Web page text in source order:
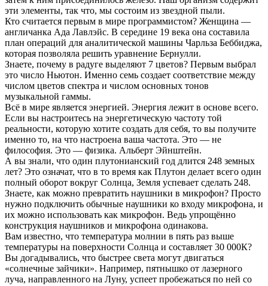
эти элементы, так что, мы состоим из звездной пыли.
Кто считается первым в мире программистом? Женщина —
англичанка Ада Лавлэйс. В середине 19 века она составила
план операций для аналитической машины Чарльза Беббиджа,
которая позволяла решить уравнение Бернулли.
Знаете, почему в радуге выделяют 7 цветов? Первым выбрал
это число Ньютон. Именно семь создает соответствие между
числом цветов спектра и числом основных тонов
музыкальной гаммы.
Всё в мире является энергией. Энергия лежит в основе всего.
Если вы настроитесь на энергетическую частоту той
реальности, которую хотите создать для себя, то вы получите
именно то, на что настроена ваша частота. Это — не
философия. Это — физика. Альберт Эйнштейн.
А вы знали, что один плутонианский год длится 248 земных
лет? Это означат, что в то время как Плутон делает всего один
полный оборот вокруг Солнца, Земля успевает сделать 248.
Знаете, как можно превратить наушники в микрофон? Просто
нужно подключить обычные наушники ко входу микрофона, и
их можно использовать как микрофон. Ведь упрощённо
конструкция наушников и микрофона одинакова.
Вам известно, что температура молнии в пять раз выше
температуры на поверхности Солнца и составляет 30 000К?
Вы догадывались, что быстрее света могут двигаться
«солнечные зайчики». Например, пятнышко от лазерного
луча, направленного на Луну, успеет пробежаться по ней со